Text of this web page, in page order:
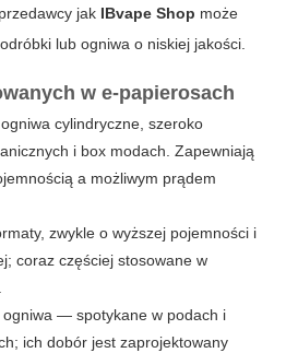
jak IBvape Shop może
lub ogniwa o niskiej jakości.
w e-papierosach
cylindryczne, szeroko
i box modach. Zapewniają
a możliwym prądem
zwykle o wyższej pojemności i
coraz częściej stosowane w
ogniwa — spotykane w podach i
ich dobór jest zaprojektowany